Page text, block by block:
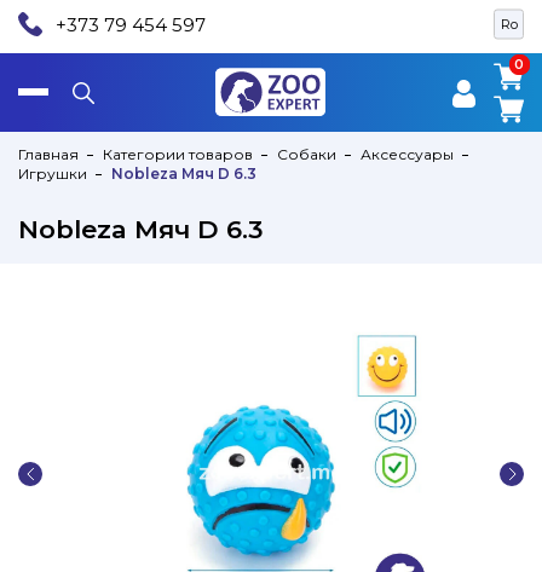
Ro
+373 79 454 597
0
0
Главная Категории товаров Собаки
Аксессуары
Игрушки
Nobleza Мяч D 6.3
Nobleza Мяч D 6.3